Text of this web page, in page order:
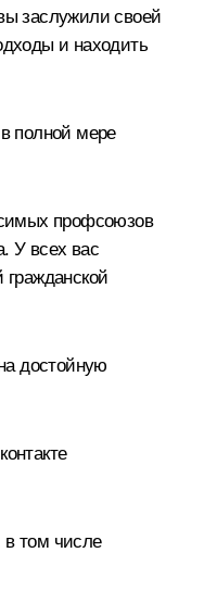
заслужили своей
и находить
полной мере
профсоюзов
У всех вас
достойную
в том числе